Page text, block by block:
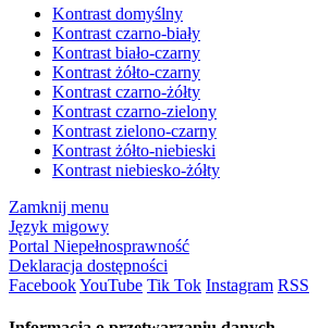
Kontrast domyślny
Kontrast czarno-biały
Kontrast biało-czarny
Kontrast żółto-czarny
Kontrast czarno-żółty
Kontrast czarno-zielony
Kontrast zielono-czarny
Kontrast żółto-niebieski
Kontrast niebiesko-żółty
Zamknij menu
Język migowy
Portal Niepełnosprawność
Deklaracja dostępności
FacebookYouTube Tik Tok Instagram RSS